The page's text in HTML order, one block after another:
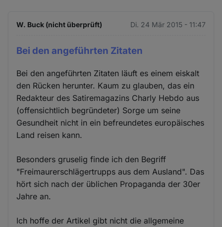
W. Buck (nicht überprüft) Di. 24 Mär 2015 - 11:47
Bei den angeführten Zitaten
Bei den angeführten Zitaten läuft es einem eiskalt
den Rücken herunter. Kaum zu glauben, das ein
Redakteur des Satiremagazins Charly Hebdo aus
(offensichtlich begründeter) Sorge um seine
Gesundheit nicht in ein befreundetes europäisches
Land reisen kann.
Besonders gruselig finde ich den Begriff
"Freimaurerschlägertrupps aus dem Ausland". Das
hört sich nach der üblichen Propaganda der 30er
Jahre an.
Ich hoffe der Artikel gibt nicht die allgemeine